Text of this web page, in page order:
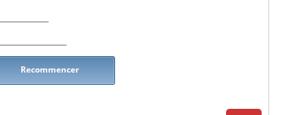
Recommencer